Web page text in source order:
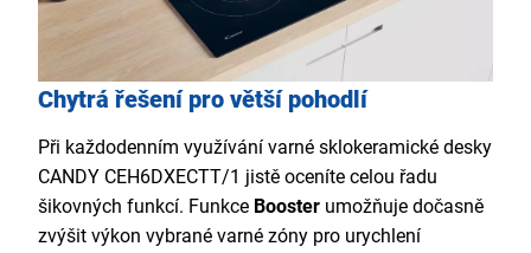
Chytrá řešení pro větší pohodlí
Při každodenním využívání varné sklokeramické desky
CANDY CEH6DXECTT/1 jistě oceníte celou řadu
šikovných funkcí. Funkce Booster umožňuje dočasně
zvýšit výkon vybrané varné zóny pro urychlení